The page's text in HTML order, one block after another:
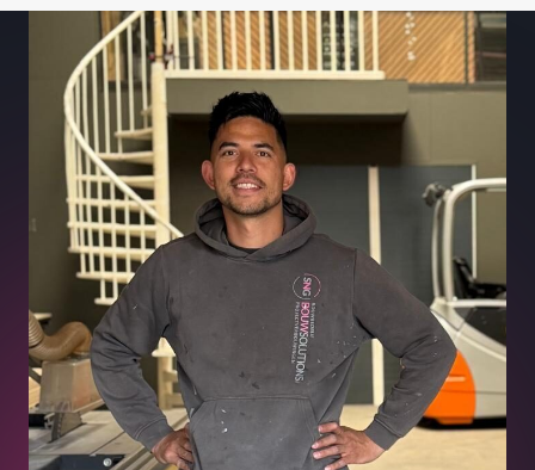
Verbouw
Uitbreiding
Renovatie
Onderhoud
Over ons
Neem contact